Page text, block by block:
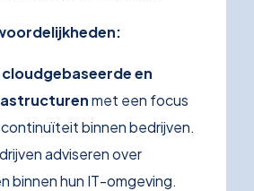
cloudgebaseerde en
met een focus
binnen bedrijven.
adviseren over
binnen hun IT-omgeving.